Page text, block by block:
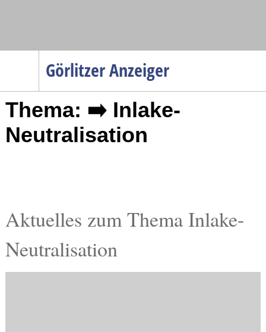
Görlitzer Anzeiger
Menüpunkte
Startseite
Gesellschaft
Gesundheit
Kultur
Thema: ➡️ Inlake-
Neutralisation
Aktuelles zum Thema Inlake-
Neutralisation